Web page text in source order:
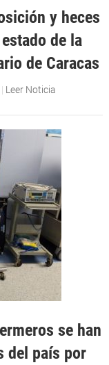
y heces
de la
de Caracas
| Leer Noticia
se han
del país por